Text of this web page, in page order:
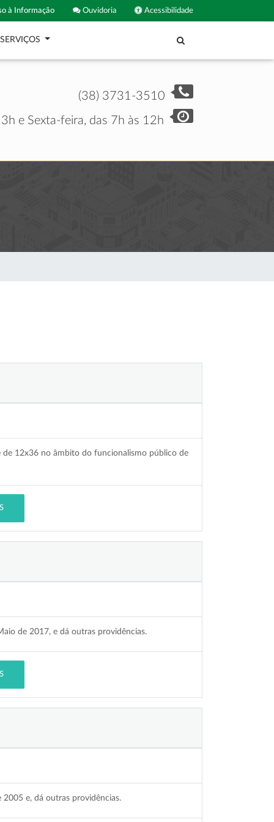
Acessibilidade
Ouvidoria
à Informação
SERVIÇOS
(38) 3731-3510
e Sexta-feira, das 7h às 12h
12x36 no âmbito do funcionalismo público de
de 2017, e dá outras providências.
e, dá outras providências.